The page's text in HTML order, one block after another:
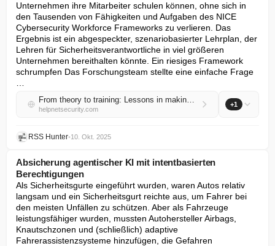
Unternehmen ihre Mitarbeiter schulen können, ohne sich in
den Tausenden von Fähigkeiten und Aufgaben des NICE
Cybersecurity Workforce Frameworks zu verlieren. Das
Ergebnis ist ein abgespeckter, szenariobasierter Lehrplan, der
Lehren für Sicherheitsverantwortliche in viel größeren
Unternehmen bereithalten könnte. Ein riesiges Framework
schrumpfen Das Forschungsteam stellte eine einfache Frage
From theory to training: Lessons in making NICE usable
helpnetsecurity.com
+1
RSS Hunter•10. Okt. 2025
Absicherung agentischer KI mit intentbasierten
Berechtigungen
Als Sicherheitsgurte eingeführt wurden, waren Autos relativ
langsam und ein Sicherheitsgurt reichte aus, um Fahrer bei
den meisten Unfällen zu schützen. Aber als Fahrzeuge
leistungsfähiger wurden, mussten Autohersteller Airbags,
Knautschzonen und (schließlich) adaptive
Fahrerassistenzsysteme hinzufügen, die Gefahren